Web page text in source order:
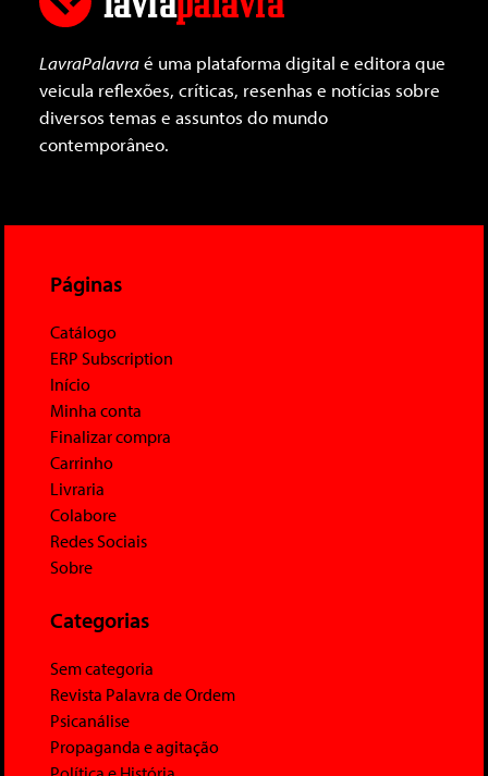
LavraPalavraé uma plataforma digital e editora que
veicula reflexões, críticas, resenhas e notícias sobre
diversos temas e assuntos do mundo
contemporâneo.
Páginas
Catálogo
ERP Subscription
Início
Minha conta
Finalizar compra
Carrinho
Livraria
Colabore
Redes Sociais
Sobre
Categorias
Sem categoria
Revista Palavra de Ordem
Psicanálise
Propaganda e agitação